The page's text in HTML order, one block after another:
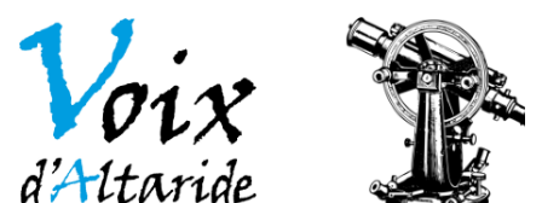
La caverne de
Cendrones
Podcastem et Jidèrenses